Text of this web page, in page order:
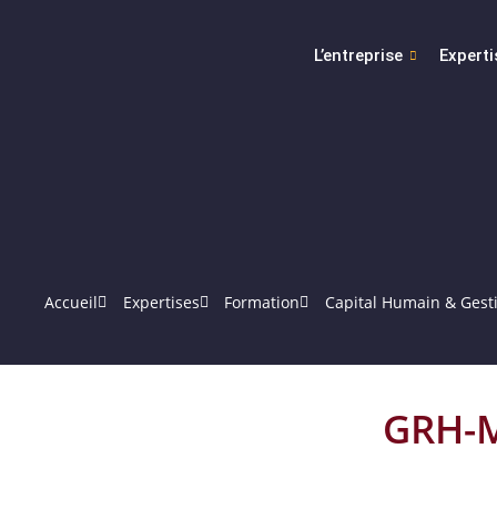
L’entreprise
Accueil Expertises Formation Capital Humain &
GRH-